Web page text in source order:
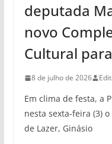
deputada
novo
Cultural
8 de julho de 2026
Em clima de festa, a
nesta sexta-feira (3)
de Lazer, Ginásio